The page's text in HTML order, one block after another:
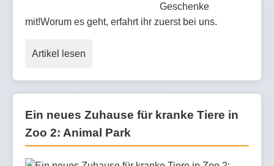
Geschenke
mit!Worum es geht, erfahrt ihr zuerst bei uns.
Artikel lesen
Ein neues Zuhause für kranke Tiere in
Zoo 2: Animal Park